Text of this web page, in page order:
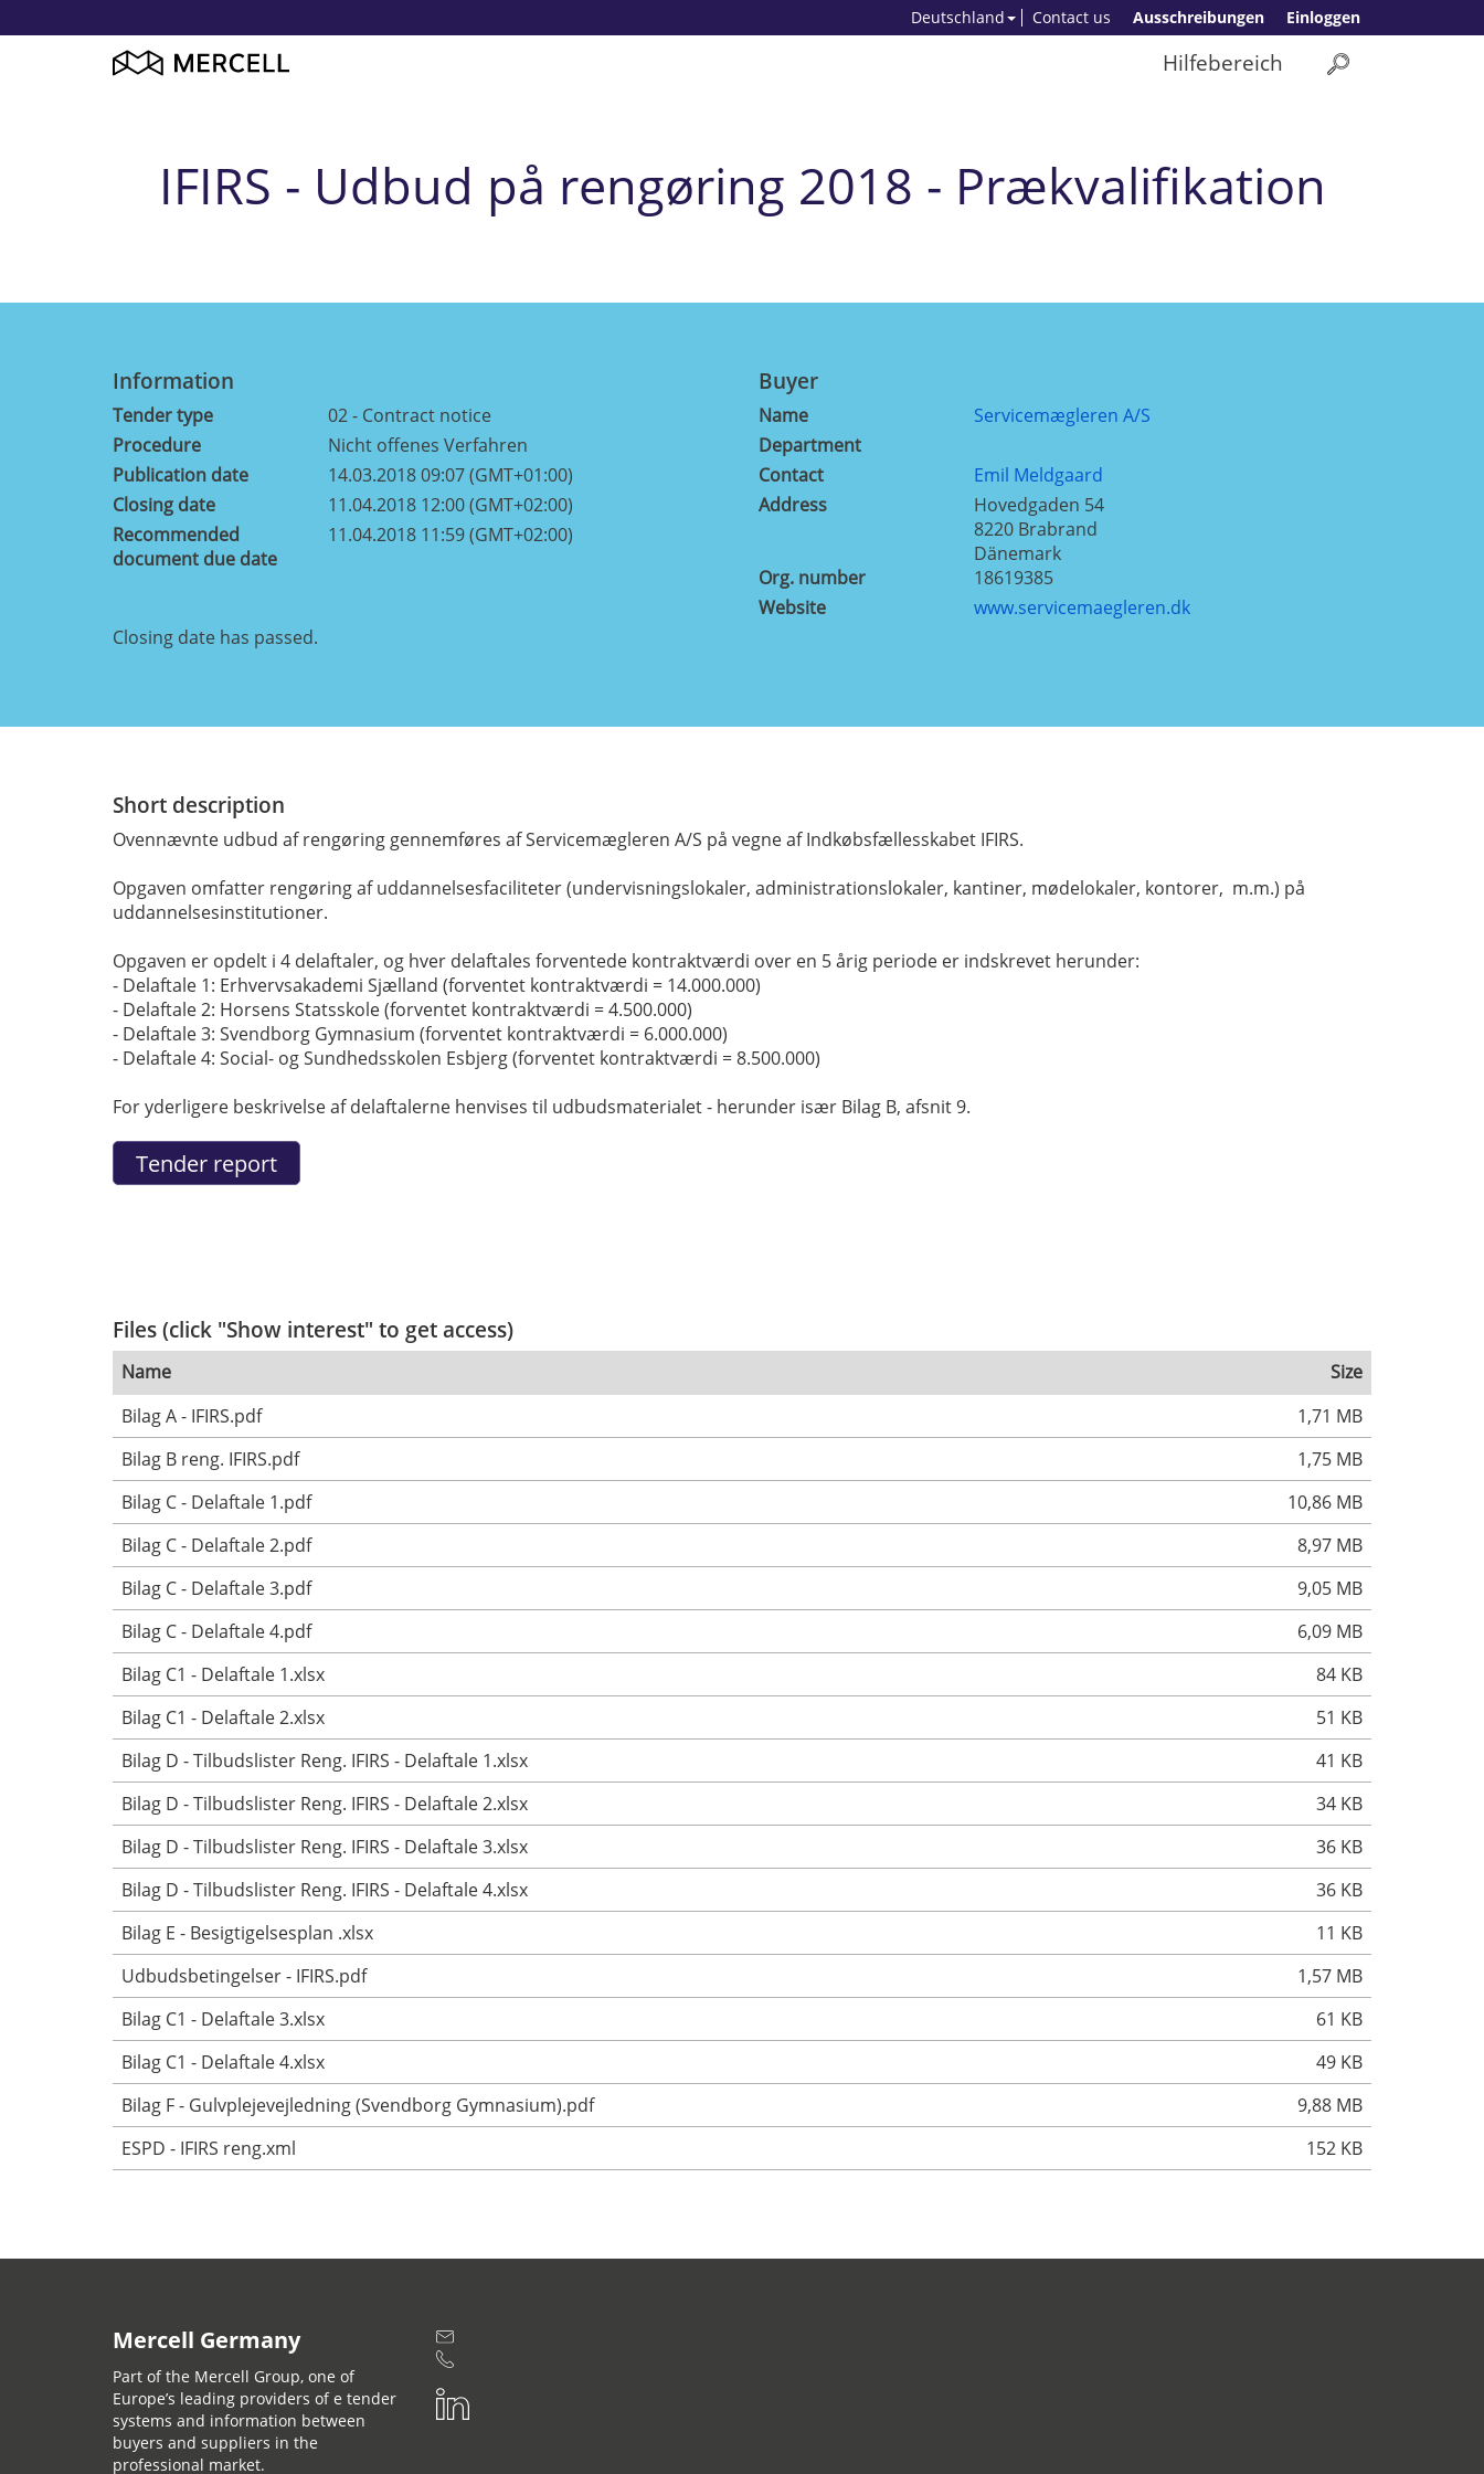
Einloggen
Ausschreibungen
Contact us
Deutschland
Hilfebereich
IFIRS - Udbud på rengøring 2018 - Prækvalifikation
Information
Tender type
02 - Contract notice
Procedure
Nicht offenes Verfahren
Publication date
14.03.2018 09:07 (GMT+01:00)
Closing date
11.04.2018 12:00 (GMT+02:00)
Recommended
document due date
11.04.2018 11:59 (GMT+02:00)
Buyer
Name
Servicemægleren A/S
Department
Contact
Emil Meldgaard
Address
Hovedgaden 54
8220 Brabrand
Dänemark
Org. number
18619385
Website
www.servicemaegleren.dk
Closing date has passed.
Short description
Ovennævnte udbud af rengøring gennemføres af Servicemægleren A/S på vegne af Indkøbsfællesskabet IFIRS.
Opgaven omfatter rengøring af uddannelsesfaciliteter (undervisningslokaler, administrationslokaler, kantiner, mødelokaler, kontorer, m.m.) på
uddannelsesinstitutioner.
Opgaven er opdelt i 4 delaftaler, og hver delaftales forventede kontraktværdi over en 5 årig periode er indskrevet herunder:
- Delaftale 1: Erhvervsakademi Sjælland (forventet kontraktværdi = 14.000.000)
- Delaftale 2: Horsens Statsskole (forventet kontraktværdi = 4.500.000)
- Delaftale 3: Svendborg Gymnasium (forventet kontraktværdi = 6.000.000)
- Delaftale 4: Social- og Sundhedsskolen Esbjerg (forventet kontraktværdi = 8.500.000)
For yderligere beskrivelse af delaftalerne henvises til udbudsmaterialet - herunder især Bilag B, afsnit 9.
Files (click "Show interest" to get access)
Name
Size
Bilag A - IFIRS.pdf
1,71 MB
Bilag B reng. IFIRS.pdf
1,75 MB
Bilag C - Delaftale 1.pdf
10,86 MB
Bilag C - Delaftale 2.pdf
8,97 MB
Bilag C - Delaftale 3.pdf
9,05 MB
Bilag C - Delaftale 4.pdf
6,09 MB
Bilag C1 - Delaftale 1.xlsx
84 KB
Bilag C1 - Delaftale 2.xlsx
51 KB
Bilag D - Tilbudslister Reng. IFIRS - Delaftale 1.xlsx
41 KB
Bilag D - Tilbudslister Reng. IFIRS - Delaftale 2.xlsx
34 KB
Bilag D - Tilbudslister Reng. IFIRS - Delaftale 3.xlsx
36 KB
Bilag D - Tilbudslister Reng. IFIRS - Delaftale 4.xlsx
36 KB
Bilag E - Besigtigelsesplan .xlsx
11 KB
Udbudsbetingelser - IFIRS.pdf
1,57 MB
Bilag C1 - Delaftale 3.xlsx
61 KB
Bilag C1 - Delaftale 4.xlsx
49 KB
Bilag F - Gulvplejevejledning (Svendborg Gymnasium).pdf
9,88 MB
ESPD - IFIRS reng.xml
152 KB
Mercell Germany
Part of the Mercell Group, one of
Europe’s leading providers of e tender
systems and information between
buyers and suppliers in the
professional market.